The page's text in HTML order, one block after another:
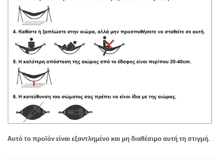
Αυτό το προϊόν είναι εξαντλημένο και μη διαθέσιμο αυτή τη στιγμή.